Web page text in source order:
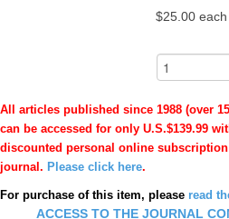
$25.00 each
All articles published since 1988 (over
can be accessed for only U.S.$139.99
discounted personal online
journal. Please click here.
For purchase of this item, please read
ACCESS TO THE JOURNAL